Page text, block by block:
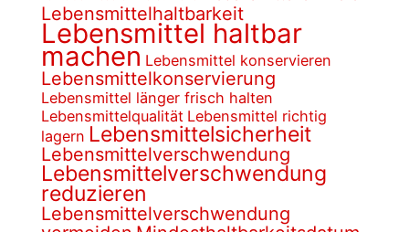
Lebensmittelhaltbarkeit
Lebensmittel haltbar
machen Lebensmittel konservieren
Lebensmittelkonservierung
Lebensmittel länger frisch halten
Lebensmittelqualität Lebensmittel richtig
lagern Lebensmittelsicherheit
Lebensmittelverschwendung
Lebensmittelverschwendung
reduzieren
Lebensmittelverschwendung